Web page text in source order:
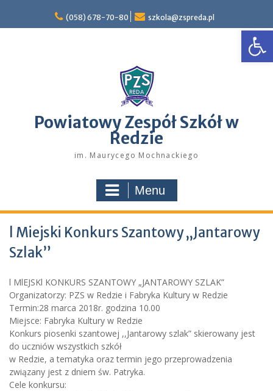
content
(058) 678-70-80 szkola@zspreda.pl
Powiatowy Zespół Szkół w
Redzie
im. Maurycego Mochnackiego
Menu
l Miejski Konkurs Szantowy „Jantarowy
Szlak”
l MlEJSKl KONKURS SZANTOWY „JANTAROWY SZLAK”
Organizatorzy: PZS w Redzie i Fabryka Kultury w Redzie
Termin:28 marca 2018r. godzina 10.00
Miejsce: Fabryka Kultury w Redzie
Konkurs piosenki szantowej ,,Jantarowy szlak” skierowany jest
do uczniów wszystkich szkół
w Redzie, a tematyka oraz termin jego przeprowadzenia
związany jest z dniem św. Patryka.
Cele konkursu: